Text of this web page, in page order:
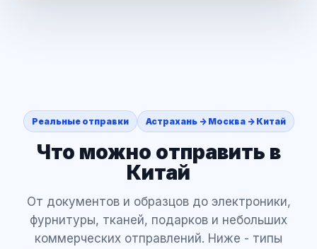
Реальные отправки Астрахань -> Москва -> Китай
Что можно отправить в
Китай
От документов и образцов до электроники,
фурнитуры, тканей, подарков и небольших
коммерческих отправлений. Ниже - типы